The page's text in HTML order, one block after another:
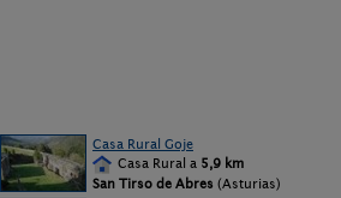
Casa Rural Goje
Casa Rural a 5,9 km
San Tirso de Abres (Asturias)